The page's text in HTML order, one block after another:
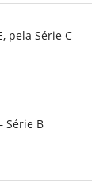
pela Série C
Série B